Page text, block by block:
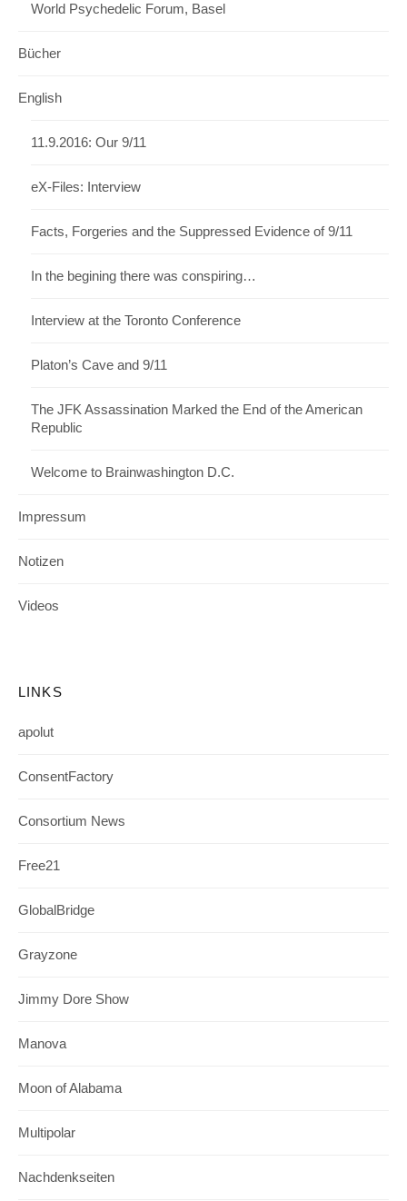
World Psychedelic Forum, Basel
Bücher
English
11.9.2016: Our 9/11
eX-Files: Interview
Facts, Forgeries and the Suppressed Evidence of 9/11
In the begining there was conspiring…
Interview at the Toronto Conference
Platon’s Cave and 9/11
The JFK Assassination Marked the End of the American
Republic
Welcome to Brainwashington D.C.
Impressum
Notizen
Videos
LINKS
apolut
ConsentFactory
Consortium News
Free21
GlobalBridge
Grayzone
Jimmy Dore Show
Manova
Moon of Alabama
Multipolar
Nachdenkseiten